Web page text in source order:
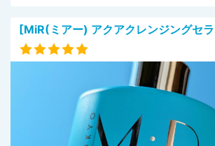
[MiR(ミアー) アクアクレンジングセ